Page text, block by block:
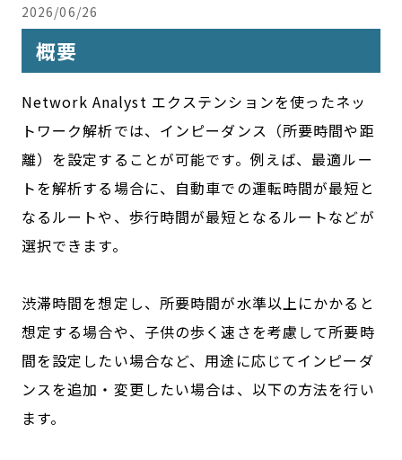
2026/06/26
概要
Network Analyst エクステンションを使ったネッ
トワーク解析では、インピーダンス（所要時間や距
離）を設定することが可能です。例えば、最適ルー
トを解析する場合に、自動車での運転時間が最短と
なるルートや、歩行時間が最短となるルートなどが
選択できます。
渋滞時間を想定し、所要時間が水準以上にかかると
想定する場合や、子供の歩く速さを考慮して所要時
間を設定したい場合など、用途に応じてインピーダ
ンスを追加・変更したい場合は、以下の方法を行い
ます。